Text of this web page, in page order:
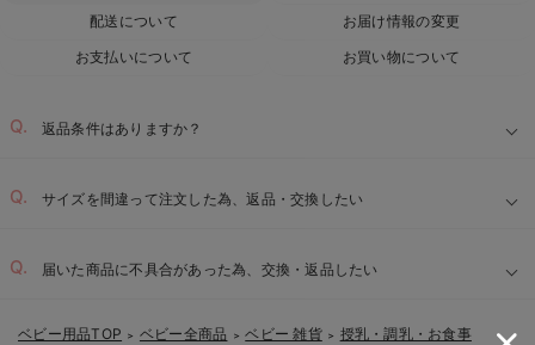
配送について
お届け情報の変更
お支払いについて
お買い物について
返品条件はありますか？
サイズを間違って注文した為、返品・交換したい
届いた商品に不具合があった為、交換・返品したい
ベビー用品TOP ＞ ベビー全商品 ＞ ベビー 雑貨 ＞ 授乳・調乳・お食事